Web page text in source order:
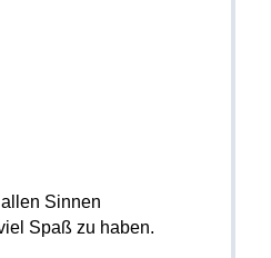
Sinnen
Spaß zu haben.